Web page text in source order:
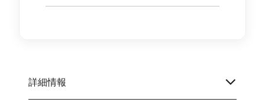
詳細情報